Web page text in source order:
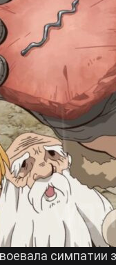
симпатии